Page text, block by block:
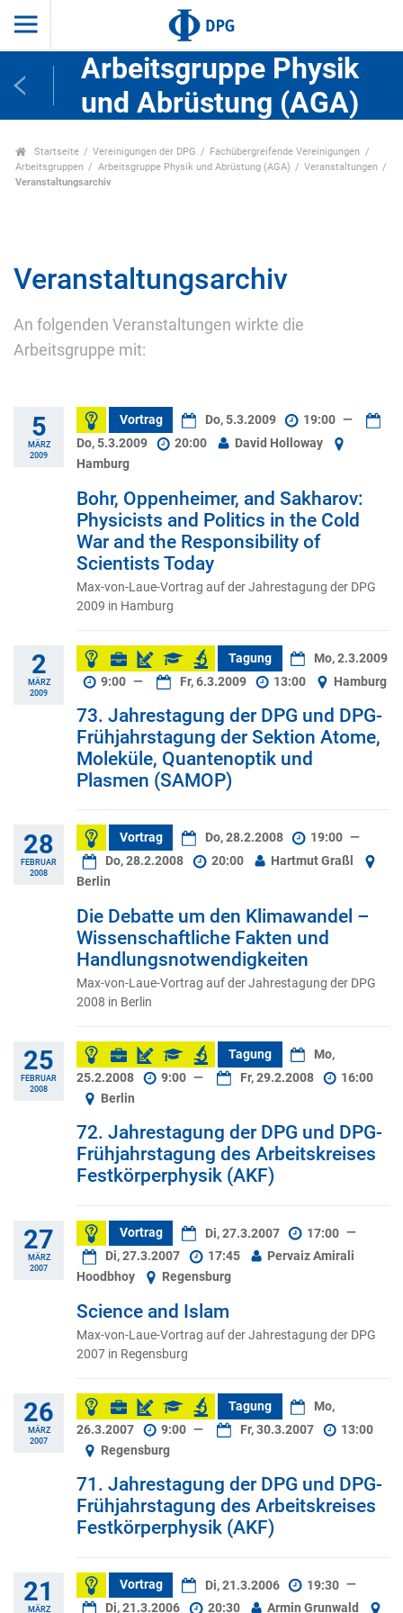
Arbeitsgruppe Physik
und Abrüstung (AGA)
Startseite Vereinigungen der DPG
Fachübergreifende Vereinigungen
Arbeitsgruppen
Arbeitsgruppe Physik und Abrüstung (AGA)
Veranstaltungen
Veranstaltungsarchiv
Veranstaltungsarchiv
An folgenden Veranstaltungen wirkte die
Arbeitsgruppe mit:
5
MÄRZ
2009
Vortrag Do, 5.3.2009 19:00 —
Do, 5.3.2009
20:00
David Holloway
Hamburg
Bohr, Oppenheimer, and Sakharov:
Physicists and Politics in the Cold
War and the Responsibility of
Scientists Today
Max-von-Laue-Vortrag auf der Jahrestagung der DPG
2009 in Hamburg
2
MÄRZ
2009
Tagung
Mo, 2.3.2009
9:00 — Fr, 6.3.2009 13:00 Hamburg
73. Jahrestagung der DPG und DPG-
Frühjahrstagung der Sektion Atome,
Moleküle, Quantenoptik und
Plasmen (SAMOP)
28
FEBRUAR
2008
Vortrag Do, 28.2.2008 19:00 —
Do, 28.2.2008
20:00
Hartmut Graßl
Berlin
Die Debatte um den Klimawandel –
Wissenschaftliche Fakten und
Handlungsnotwendigkeiten
Max-von-Laue-Vortrag auf der Jahrestagung der DPG
2008 in Berlin
25
FEBRUAR
2008
Tagung
Mo,
25.2.2008
9:00 — Fr, 29.2.2008
16:00
Berlin
72. Jahrestagung der DPG und DPG-
Frühjahrstagung des Arbeitskreises
Festkörperphysik (AKF)
27
MÄRZ
2007
Vortrag Di, 27.3.2007 17:00 —
Di, 27.3.2007
17:45
Pervaiz Amirali
Hoodbhoy
Regensburg
Science and Islam
Max-von-Laue-Vortrag auf der Jahrestagung der DPG
2007 in Regensburg
26
MÄRZ
2007
Tagung
Mo,
26.3.2007
9:00 — Fr, 30.3.2007
13:00
Regensburg
71. Jahrestagung der DPG und DPG-
Frühjahrstagung des Arbeitskreises
Festkörperphysik (AKF)
21
MÄRZ
Vortrag Di, 21.3.2006 19:30 —
Di, 21.3.2006
20:30 Armin Grunwald